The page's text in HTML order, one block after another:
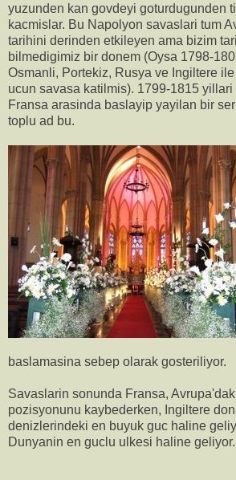
yuzunden kan govdeyi goturdugunden
kacmislar. Bu Napolyon savaslari tum
tarihini derinden etkileyen ama bizim
bilmedigimiz bir donem (Oysa 1798-
Osmanli, Portekiz, Rusya ve Ingiltere
ucun savasa katilmis). 1799-1815
Fransa arasinda baslayip yayilan bir
toplu ad bu.
baslamasina sebep olarak gosteriliyor.
Savaslarin sonunda Fransa,
pozisyonunu kaybederken, Ingiltere
denizlerindeki en buyuk guc haline
Dunyanin en guclu ulkesi haline geliyor.